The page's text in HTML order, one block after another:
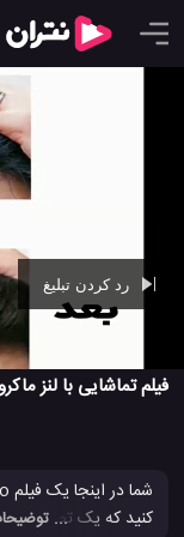
فیلم تماشایی با لنز
کنید که یک تصویر بی
...